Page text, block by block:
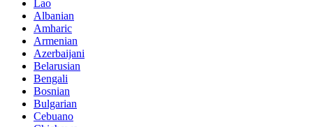
Lao
Albanian
Amharic
Armenian
Azerbaijani
Belarusian
Bengali
Bosnian
Bulgarian
Cebuano